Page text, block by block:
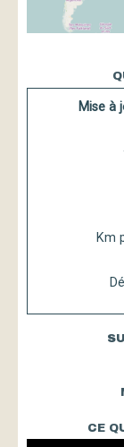
Mise à
Km
CE